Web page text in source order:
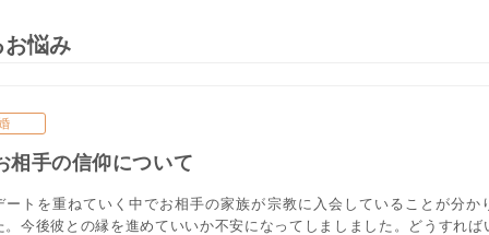
悩み
相手の信仰について
ートを重ねていく中でお相手の家族が宗教に入会していることが分か
。今後彼との縁を進めていいか不安になってしましました。どうすれば